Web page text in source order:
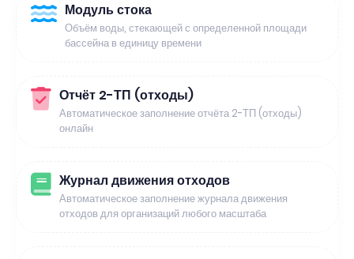
Модуль стока
Объём воды, стекающей с определенной площади
бассейна в единицу времени
Отчёт 2-ТП (отходы)
Автоматическое заполнение отчёта 2-ТП (отходы)
онлайн
Журнал движения отходов
Автоматическое заполнение журнала движения
отходов для организаций любого масштаба